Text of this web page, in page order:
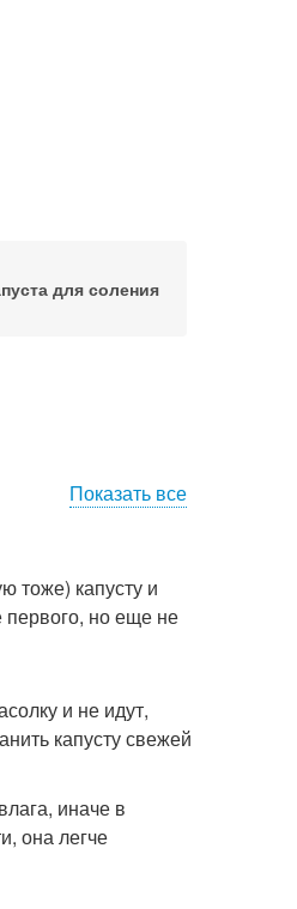
для соления
Показать все
тоже) капусту и
первого, но еще не
и не идут,
капусту свежей
иначе в
она легче